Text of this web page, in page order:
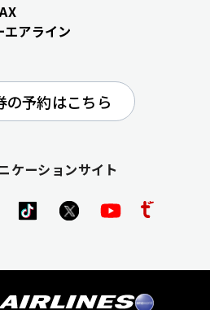
エアライン
の予約はこちら
ケーションサイト